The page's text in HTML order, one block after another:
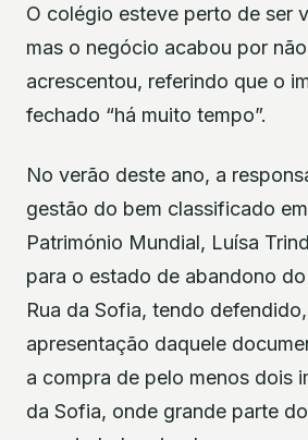
O colégio esteve perto de ser
mas o negócio acabou por
acrescentou, referindo que o
fechado “há muito tempo”.
No verão deste ano, a
gestão do bem classificado
Património Mundial, Luísa
para o estado de abandono
Rua da Sofia, tendo
apresentação daquele
a compra de pelo menos dois
da Sofia, onde grande parte